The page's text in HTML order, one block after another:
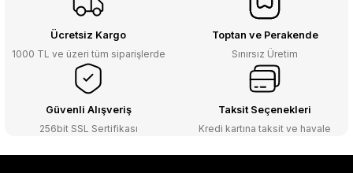
Ücretsiz Kargo
1000 TL ve üzeri tüm siparişlerde
Toptan ve Perakende
Sınırsız Üretim
Güvenli Alışveriş
256bit SSL Sertifikası
Taksit Seçenekleri
Kredi kartına taksit ve havale